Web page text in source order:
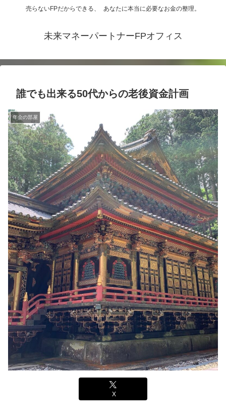
売らないFPだからできる、 あなたに本当に必要なお金の整理。
未来マネーパートナーFPオフィス
誰でも出来る50代からの老後資金計画
年金の部屋
X